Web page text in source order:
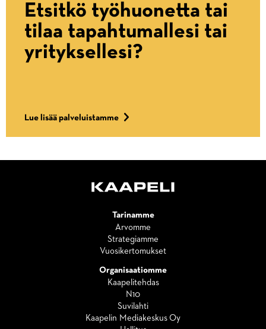
Etsitkö työhuonetta tai
tilaa tapahtumallesi tai
yrityksellesi?
Lue lisää palveluistamme
Tarinamme
Arvomme
Strategiamme
Vuosikertomukset
Organisaatiomme
Kaapelitehdas
N10
Suvilahti
Kaapelin Mediakeskus Oy